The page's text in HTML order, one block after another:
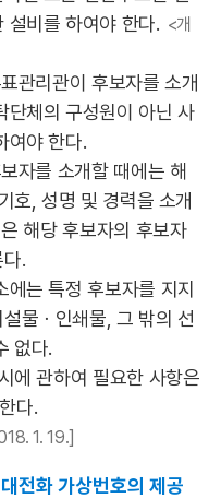
설비를 하여야 한다. <개
관리관이 후보자를 소개
단체의 구성원이 아닌 사
여야 한다.
자를 소개할 때에는 해
호, 성명 및 경력을 소개
해당 후보자의 후보자
.
는 특정 후보자를 지지
물ㆍ인쇄물, 그 밖의 선
없다.
에 관하여 필요한 사항은
다.
1. 19.]
전화 가상번호의 제공